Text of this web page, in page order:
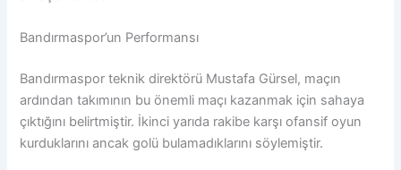
Bandırmaspor’un Performansı
Bandırmaspor teknik direktörü Mustafa Gürsel, maçın
ardından takımının bu önemli maçı kazanmak için sahaya
çıktığını belirtmiştir. İkinci yarıda rakibe karşı ofansif oyun
kurduklarını ancak golü bulamadıklarını söylemiştir.